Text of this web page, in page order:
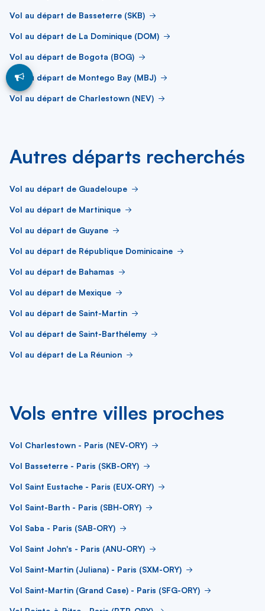
Vol au départ de Basseterre (SKB)
Vol au départ de La Dominique (DOM)
Vol au départ de Bogota (BOG)
Vol au départ de Montego Bay (MBJ)
Vol au départ de Charlestown (NEV)
Autres départs recherchés
Vol au départ de Guadeloupe
Vol au départ de Martinique
Vol au départ de Guyane
Vol au départ de République Dominicaine
Vol au départ de Bahamas
Vol au départ de Mexique
Vol au départ de Saint-Martin
Vol au départ de Saint-Barthélemy
Vol au départ de La Réunion
Vols entre villes proches
Vol Charlestown - Paris (NEV-ORY)
Vol Basseterre - Paris (SKB-ORY)
Vol Saint Eustache - Paris (EUX-ORY)
Vol Saint-Barth - Paris (SBH-ORY)
Vol Saba - Paris (SAB-ORY)
Vol Saint John's - Paris (ANU-ORY)
Vol Saint-Martin (Juliana) - Paris (SXM-ORY)
Vol Saint-Martin (Grand Case) - Paris (SFG-ORY)